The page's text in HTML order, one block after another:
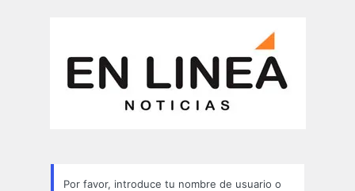
Por favor, introduce tu nombre de usuario o